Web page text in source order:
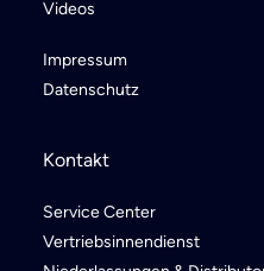
Videos
Impressum
Datenschutz
Kontakt
Service Center
Vertriebsinnendienst